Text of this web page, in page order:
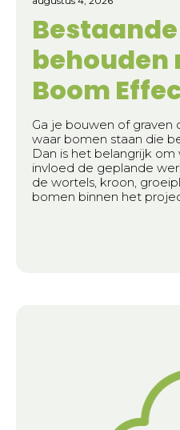
behouden
Boom
Ga je bouwen of
waar bomen staan die
Dan is het belangrijk
invloed de geplande
de wortels, kroon,
bomen binnen het